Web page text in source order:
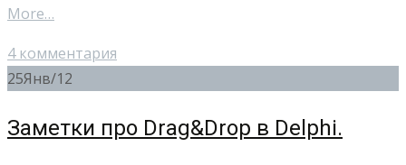
More…
4 комментария
25Янв/12
Заметки про Drag&Drop в Delphi.